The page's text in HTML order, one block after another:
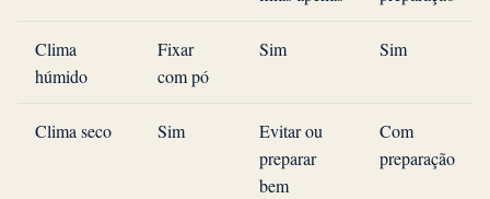
Clima
húmido
Fixar
com pó
Sim Sim
Clima seco Sim
Evitar ou
preparar
bem
Com
preparação